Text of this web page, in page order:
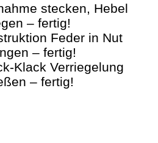
stecken, Hebel
– fertig!
Feder in Nut
– fertig!
Klack Verriegelung
– fertig!